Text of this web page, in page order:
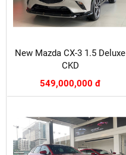
New Mazda CX-3 1.5 Deluxe
CKD
549,000,000 đ